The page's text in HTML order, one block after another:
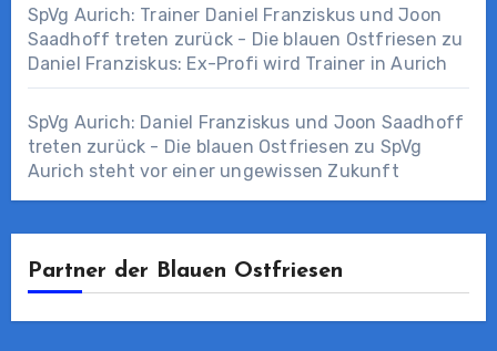
SpVg Aurich: Trainer Daniel Franziskus und Joon
Saadhoff treten zurück - Die blauen Ostfriesen zu
Daniel Franziskus: Ex-Profi wird Trainer in Aurich
SpVg Aurich: Daniel Franziskus und Joon Saadhoff
treten zurück - Die blauen Ostfriesen zu SpVg
Aurich steht vor einer ungewissen Zukunft
Partner der Blauen Ostfriesen